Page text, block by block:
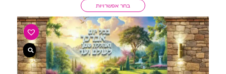
בחר אפשרויות